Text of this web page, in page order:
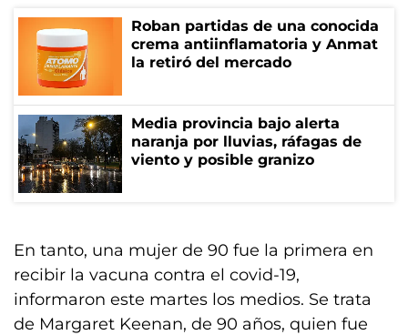
Roban partidas de una conocida
crema antiinflamatoria y Anmat
la retiró del mercado
Media provincia bajo alerta
naranja por lluvias, ráfagas de
viento y posible granizo
En tanto, una mujer de 90 fue la primera en
recibir la vacuna contra el covid-19,
informaron este martes los medios. Se trata
de Margaret Keenan, de 90 años, quien fue